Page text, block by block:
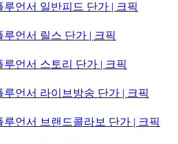
언서 일반피드 단가 | 크픽
언서 릴스 단가 | 크픽
언서 스토리 단가 | 크픽
언서 라이브방송 단가 | 크픽
언서 브랜드콜라보 단가 | 크픽